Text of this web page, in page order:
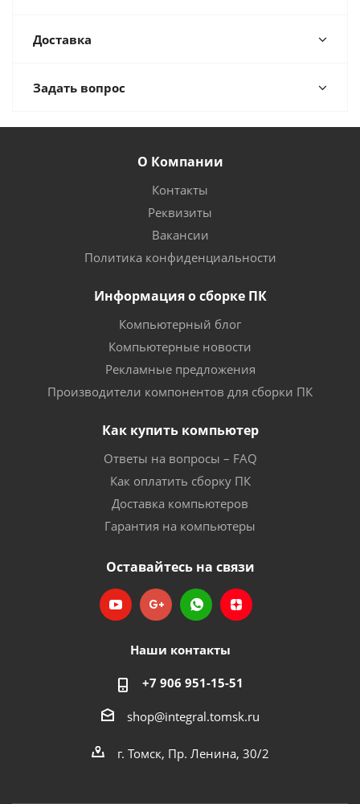
Доставка
Задать вопрос
О Компании
Контакты
Реквизиты
Вакансии
Политика конфиденциальности
Информация о сборке ПК
Компьютерный блог
Компьютерные новости
Рекламные предложения
Производители компонентов для сборки ПК
Как купить компьютер
Ответы на вопросы – FAQ
Как оплатить сборку ПК
Доставка компьютеров
Гарантия на компьютеры
Оставайтесь на связи
Наши контакты
+7 906 951-15-51
shop@integral.tomsk.ru
г. Томск, Пр. Ленина, 30/2